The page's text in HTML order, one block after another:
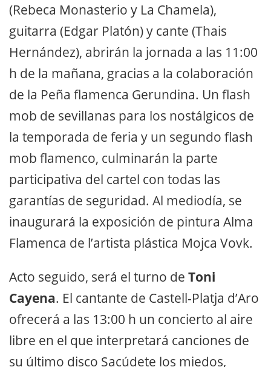
(Rebeca Monasterio y La Chamela),
guitarra (Edgar Platón) y cante (Thais
Hernández), abrirán la jornada a las 11:00
h de la mañana, gracias a la colaboración
de la Peña flamenca Gerundina. Un flash
mob de sevillanas para los nostálgicos de
la temporada de feria y un segundo flash
mob flamenco, culminarán la parte
participativa del cartel con todas las
garantías de seguridad. Al mediodía, se
inaugurará la exposición de pintura Alma
Flamenca de l’artista plástica Mojca Vovk.
Acto seguido, será el turno de Toni
Cayena. El cantante de Castell-Platja d’Aro
ofrecerá a las 13:00 h un concierto al aire
libre en el que interpretará canciones de
su último disco Sacúdete los miedos,